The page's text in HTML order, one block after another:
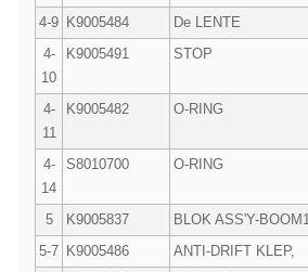
4-9 K9005484 De LENTE
4-
10
K9005491 STOP
4-
11
K9005482 O-RING
4-
14
S8010700 O-RING
5 K9005837 BLOK ASS'Y-BOOM1
5-7 K9005486 ANTI-DRIFT KLEP,